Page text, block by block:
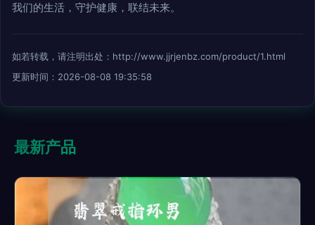
我们的生活，守护健康，联结未来。
如若转载，请注明出处：http://www.jjrjenbz.com/product/1.html
更新时间：2026-08-08 19:35:58
最新产品